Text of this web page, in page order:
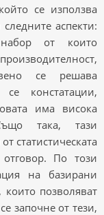
се използва
аспекти:
от които
се решава
констатации,
има висока
така, тази
статистическата
По този
на базирани
позволяват
започне от тези,